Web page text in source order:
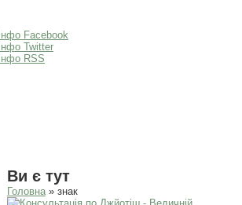
Facebook
Twitter
RSS
Ви є тут
Головна» знак